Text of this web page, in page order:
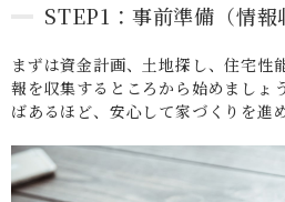
STEP1：事前準備（情報
まずは資金計画、土地探し、住宅性
報を収集するところから始めましょ
ばあるほど、安心して家づくりを進